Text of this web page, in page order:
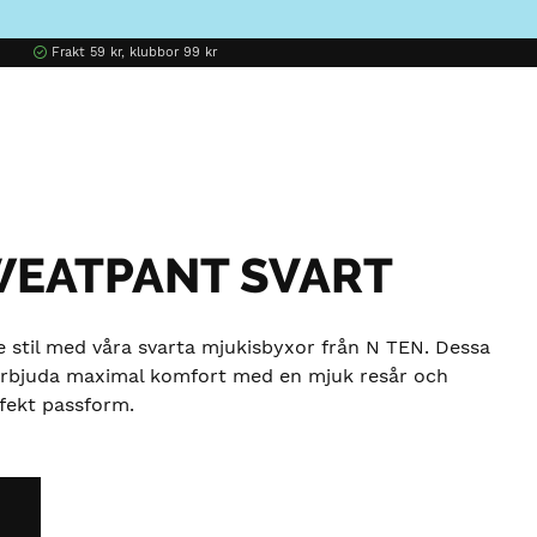
Frakt 59 kr, klubbor 99 kr
SVART
stil med våra svarta mjukisbyxor från N TEN. Dessa
maximal komfort med en mjuk resår och
passform.